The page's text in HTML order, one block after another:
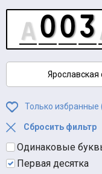
Ярославская
Только избранные
Сбросить фильтр
Одинаковые
Первая десятка